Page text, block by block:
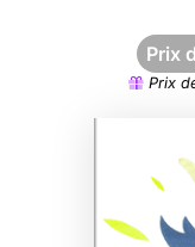
Prix
Prix